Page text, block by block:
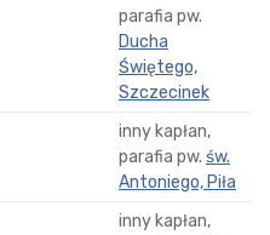
parafia pw.
Ducha
Świętego,
Szczecinek
inny kapłan,
parafia pw. św.
Antoniego, Piła
inny kapłan,